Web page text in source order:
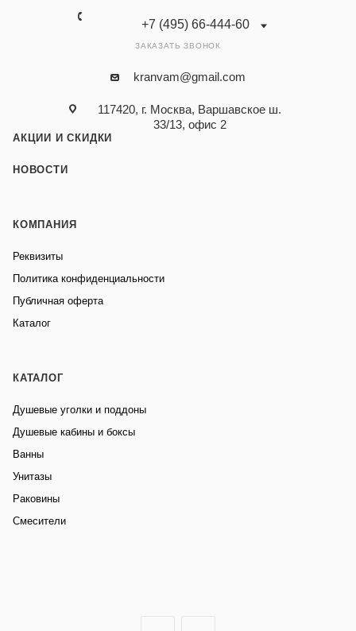
+7 (495) 66-444-60
ЗАКАЗАТЬ ЗВОНОК
kranvam@gmail.com
117420, г. Москва, Варшавское ш.
33/13, офис 2
АКЦИИ И СКИДКИ
НОВОСТИ
КОМПАНИЯ
Реквизиты
Политика конфиденциальности
Публичная оферта
Каталог
КАТАЛОГ
Душевые уголки и поддоны
Душевые кабины и боксы
Ванны
Унитазы
Раковины
Смесители